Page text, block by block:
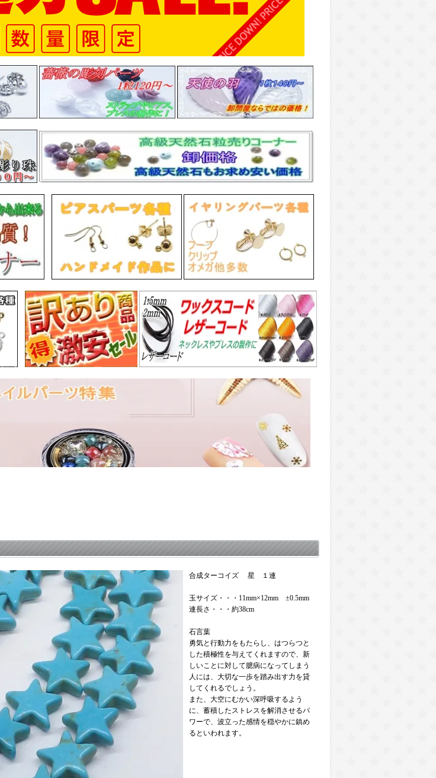
合成ターコイズ 星 １連
玉サイズ・・・11mm×12mm ±0.5mm
連長さ・・・約38cm
石言葉
勇気と行動力をもたらし、はつらつと
した積極性を与えてくれますので、新
しいことに対して臆病になってしまう
人には、大切な一歩を踏み出す力を貸
してくれるでしょう。
また、大空にむかい深呼吸するよう
に、蓄積したストレスを解消させるパ
ワーで、波立った感情を穏やかに鎮め
るといわれます。